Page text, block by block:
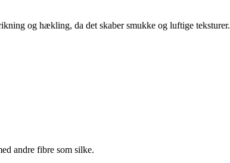
og hækling, da det skaber smukke og luftige teksturer.
andre fibre som silke.